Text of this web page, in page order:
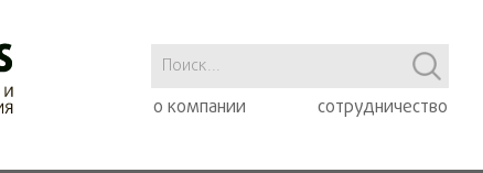
о компании сотрудничество